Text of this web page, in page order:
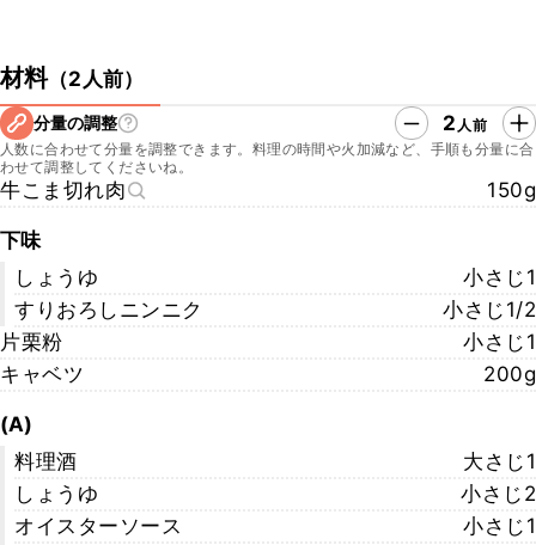
材料（2人前）
分量の調整 2 人前
人数に合わせて分量を調整できます。料理の時間や火加減など、手順も分量に合
わせて調整してくださいね。
牛こま切れ肉 150g
下味
しょうゆ
小さじ1
すりおろしニンニク
小さじ1/2
片栗粉
小さじ1
キャベツ
200g
(A)
料理酒
大さじ1
しょうゆ
小さじ2
オイスターソース
小さじ1